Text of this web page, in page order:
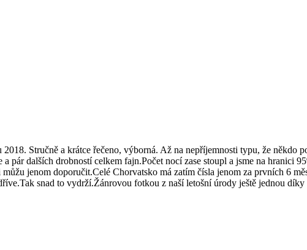
Stručně a krátce řečeno, výborná. Až na nepříjemnosti typu, že někdo
dalších drobností celkem fajn.Počet nocí zase stoupl a jsme na hranici
jenom doporučit.Celé Chorvatsko má zatím čísla jenom za prvních 6
snad to vydrží.Žánrovou fotkou z naší letošní úrody ještě jednou díky